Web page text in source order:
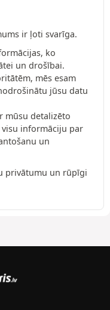
ir ļoti svarīga.
ko
un drošībai.
mēs esam
jūsu datu
mūsu detalizēto
informāciju par
un
privātumu un rūpīgi